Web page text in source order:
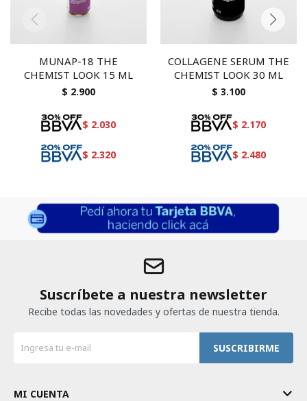
MUNAP-18 THE
CHEMIST LOOK 15 ML
$ 2.900
$ 2.030
$ 2.320
COLLAGENE SERUM THE
CHEMIST LOOK 30 ML
$ 3.100
$ 2.170
$ 2.480
Suscríbete a nuestra newsletter
Recibe todas las novedades y ofertas de nuestra tienda.
SUSCRIBIRME
MI CUENTA